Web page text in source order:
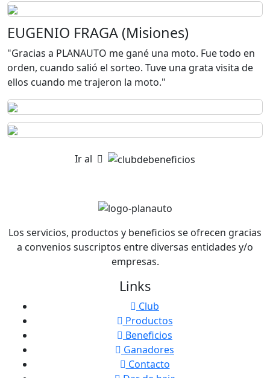
EUGENIO FRAGA (Misiones)
"Gracias a PLANAUTO me gané una moto. Fue todo en
orden, cuando salió el sorteo. Tuve una grata visita de
ellos cuando me trajeron la moto."
Ir al
Los servicios, productos y beneficios se ofrecen gracias
a convenios suscriptos entre diversas entidades y/o
empresas.
Links
Club
Productos
Beneficios
Ganadores
Contacto